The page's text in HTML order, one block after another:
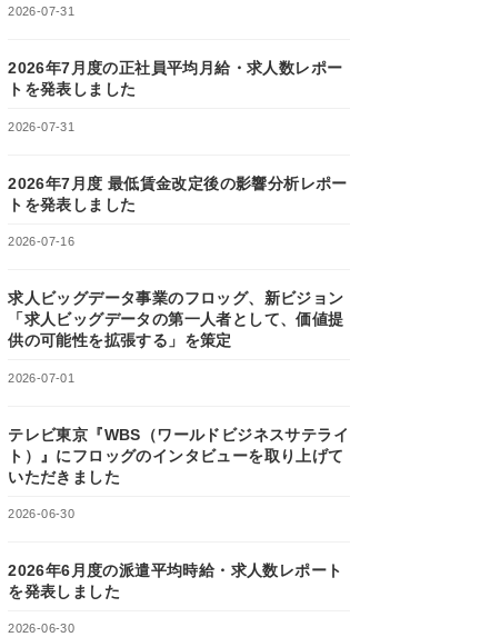
2026-07-31
2026年7月度の正社員平均月給・求人数レポー
トを発表しました
2026-07-31
2026年7月度 最低賃金改定後の影響分析レポー
トを発表しました
2026-07-16
求人ビッグデータ事業のフロッグ、新ビジョン
「求人ビッグデータの第一人者として、価値提
供の可能性を拡張する」を策定
2026-07-01
テレビ東京『WBS（ワールドビジネスサテライ
ト）』にフロッグのインタビューを取り上げて
いただきました
2026-06-30
2026年6月度の派遣平均時給・求人数レポート
を発表しました
2026-06-30